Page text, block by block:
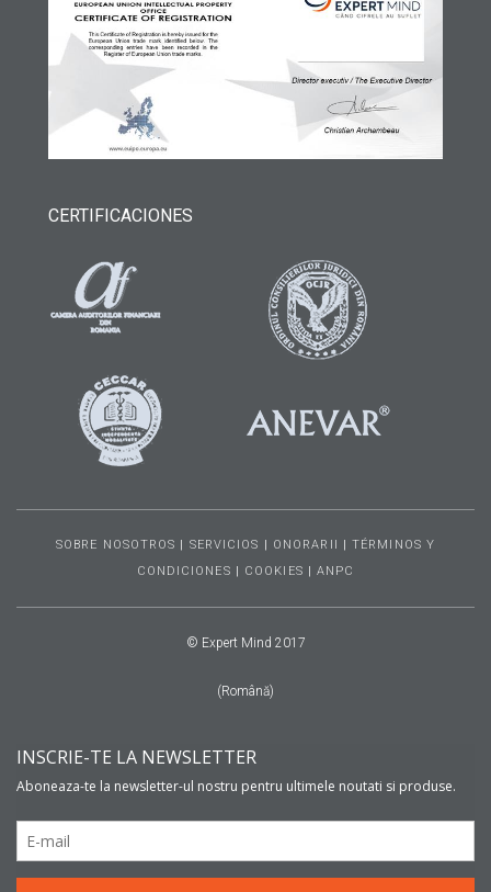
CERTIFICACIONES
SOBRE NOSOTROS | SERVICIOS | ONORARII |TÉRMINOS Y
CONDICIONES | COOKIES |ANPC
© Expert Mind 2017
(Română)